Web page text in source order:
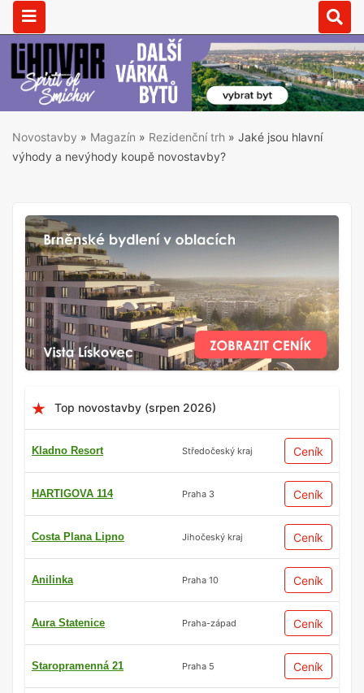
Novostavby » Magazín » Rezidenční trh » Jaké jsou hlavní
výhody a nevýhody koupě novostavby?
Může Vás zajímat: Stěhování bytu 2+1 - co
neopomenout
Top novostavby (srpen 2026)
Kladno Resort Středočeský kraj Ceník
HARTIGOVA 114 Praha 3 Ceník
Costa Plana Lipno Jihočeský kraj Ceník
Anilinka Praha 10 Ceník
Aura Statenice Praha-západ Ceník
Staropramenná 21 Praha 5 Ceník